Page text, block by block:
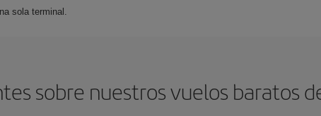
sola terminal.
sobre nuestros vuelos baratos